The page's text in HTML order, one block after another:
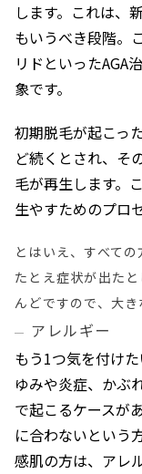
します。これは、
もいうべき段階。
リドといったAGA
象です。
初期脱毛が起こっ
ど続くとされ、そ
毛が再生します。
生やすためのプロ
とはいえ、すべて
たとえ症状が出た
んどですので、大き
アレルギー
もう1つ気を付け
ゆみや炎症、かぶ
で起こるケースが
に合わないという
感肌の方は、アレ